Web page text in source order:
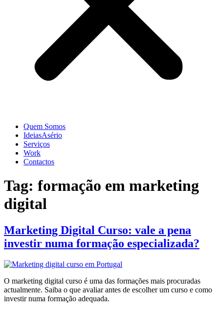
Quem Somos
IdeiasAsério
Serviços
Work
Contactos
Tag: formação em marketing
digital
Marketing Digital Curso: vale a pena
investir numa formação especializada?
O marketing digital curso é uma das formações mais procuradas
actualmente. Saiba o que avaliar antes de escolher um curso e como
investir numa formação adequada.